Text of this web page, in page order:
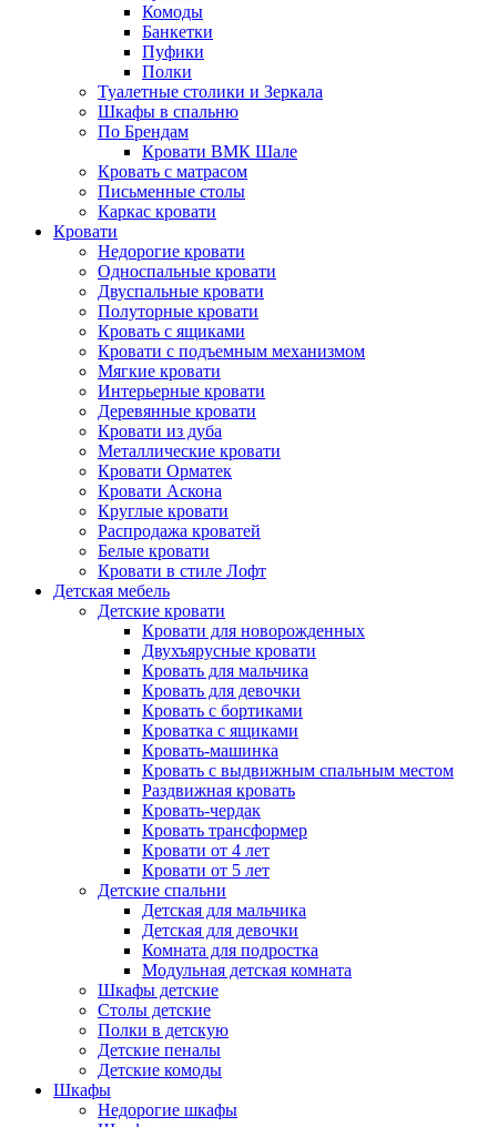
Комоды
Банкетки
Пуфики
Полки
Туалетные столики и Зеркала
Шкафы в спальню
По Брендам
Кровати ВМК Шале
Кровать с матрасом
Письменные столы
Каркас кровати
Кровати
Недорогие кровати
Односпальные кровати
Двуспальные кровати
Полуторные кровати
Кровать с ящиками
Кровати с подъемным механизмом
Мягкие кровати
Интерьерные кровати
Деревянные кровати
Кровати из дуба
Металлические кровати
Кровати Орматек
Кровати Аскона
Круглые кровати
Распродажа кроватей
Белые кровати
Кровати в стиле Лофт
Детская мебель
Детские кровати
Кровати для новорожденных
Двухъярусные кровати
Кровать для мальчика
Кровать для девочки
Кровать с бортиками
Кроватка с ящиками
Кровать-машинка
Кровать с выдвижным спальным местом
Раздвижная кровать
Кровать-чердак
Кровать трансформер
Кровати от 4 лет
Кровати от 5 лет
Детские спальни
Детская для мальчика
Детская для девочки
Комната для подростка
Модульная детская комната
Шкафы детские
Столы детские
Полки в детскую
Детские пеналы
Детские комоды
Шкафы
Недорогие шкафы